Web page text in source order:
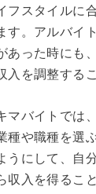
フスタイルに
す。アルバイ
あった時にも
入を調整する
マバイトでは
種や職種を選
うにして、自
収入を得るこ